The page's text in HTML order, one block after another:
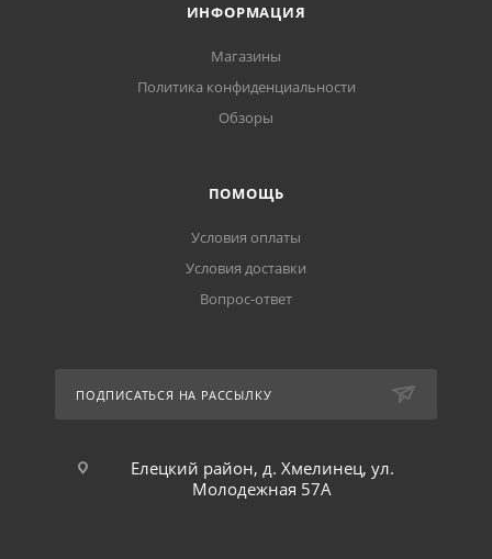
ИНФОРМАЦИЯ
Магазины
Политика конфиденциальности
Обзоры
ПОМОЩЬ
Условия оплаты
Условия доставки
Вопрос-ответ
ПОДПИСАТЬСЯ НА РАССЫЛКУ
Елецкий район, д. Хмелинец, ул.
Молодежная 57А